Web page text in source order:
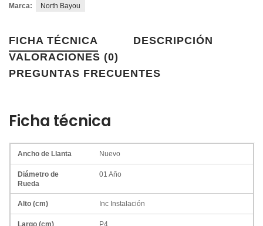
Marca: North Bayou
FICHA TÉCNICA
DESCRIPCIÓN
VALORACIONES (0)
PREGUNTAS FRECUENTES
Ficha técnica
Detalle de la condición Detalle de la garantía
Nuevo
01 Año
Inc Instalación
P4